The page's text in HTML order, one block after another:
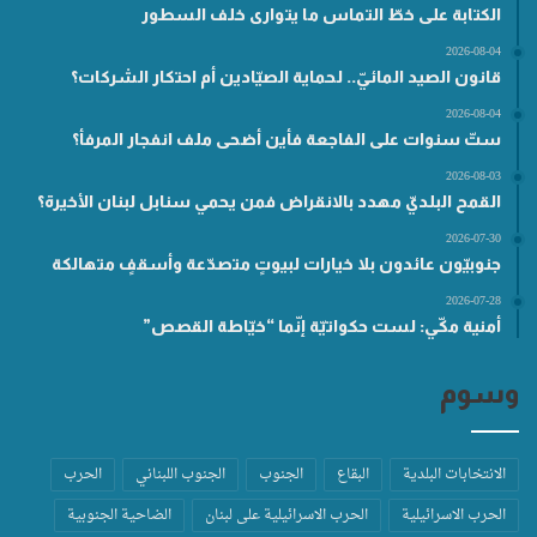
الكتابة على خطّ التماس ما يتوارى خلف السطور
2026-08-04
قانون الصيد المائيّ.. لحماية الصيّادين أم احتكار الشركات؟
2026-08-04
ستّ سنوات على الفاجعة فأين أضحى ملف انفجار المرفأ؟
2026-08-03
القمح البلديّ مهدد بالانقراض فمن يحمي سنابل لبنان الأخيرة؟
2026-07-30
جنوبيّون عائدون بلا خيارات لبيوتٍ متصدّعة وأسقفٍ متهالكة
2026-07-28
أمنية مكّي: لست حكواتيّة إنّما “خيّاطة القصص”
وسوم
الانتخابات البلدية البقاع الجنوب الجنوب اللبناني
الحرب
الحرب الاسرائيلية
الحرب الاسرائيلية على لبنان الضاحية الجنوبية